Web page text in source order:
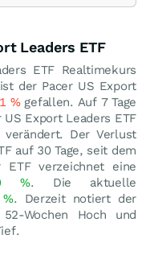
Leaders ETF
ETF Realtimekurs
der Pacer US Export
%gefallen. Auf 7 Tage
Export Leaders ETF
verändert. Der Verlust
auf 30 Tage, seit dem
ETF verzeichnet eine
%. Die aktuelle
%. Derzeit notiert der
Wochen Hoch und